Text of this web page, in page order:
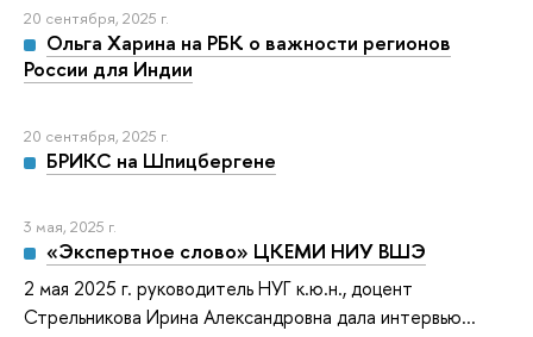
20 сентября, 2025 г.
Ольга Харина на РБК о важности регионов
России для Индии
20 сентября, 2025 г.
БРИКС на Шпицбергене
3 мая, 2025 г.
«Экспертное слово» ЦКЕМИ НИУ ВШЭ
2 мая 2025 г. руководитель НУГ к.ю.н., доцент
Стрельникова Ирина Александровна дала интервью...